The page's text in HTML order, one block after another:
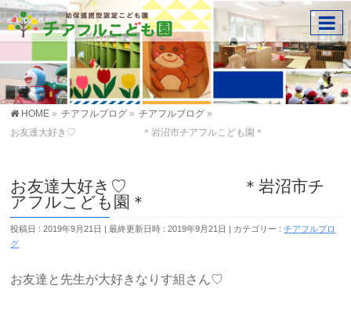
HOME » チアフルブログ » チアフルブログ »
お友達大好き♡ ＊岩沼市チアフルこども園＊
お友達大好き♡ ＊岩沼市チ
アフルこども園＊
投稿日 : 2019年9月21日 最終更新日時 : 2019年9月21日 カテゴリー :チアフルブロ
グ
お友達と先生が大好きなりす組さん♡